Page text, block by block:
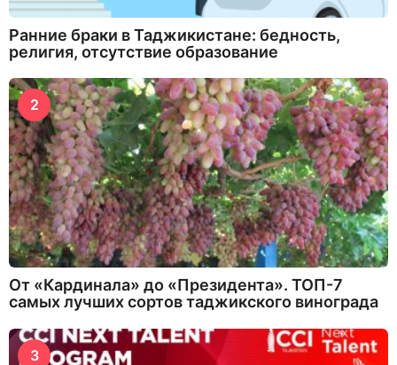
Ранние браки в Таджикистане: бедность,
религия, отсутствие образование
2
От «Кардинала» до «Президента». ТОП-7
самых лучших сортов таджикского винограда
3